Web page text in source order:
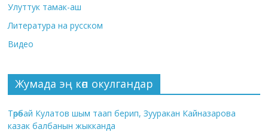
Улуттук тамак-аш
Литература на русском
Видео
Жумада эң көп окулгандар
Төрөбай Кулатов шым таап берип, Зууракан Кайназарова
казак балбанын жыкканда